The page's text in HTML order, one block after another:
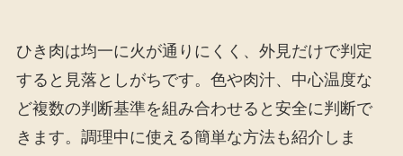
ひき肉は均一に火が通りにくく、外見だけで判定
すると見落としがちです。色や肉汁、中心温度な
ど複数の判断基準を組み合わせると安全に判断で
きます。調理中に使える簡単な方法も紹介しま